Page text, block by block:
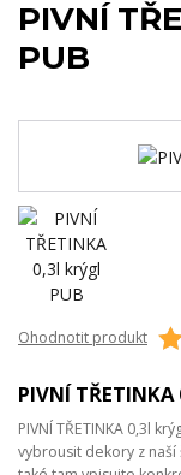
PIVNÍ
PUB
Ohodnotit produkt
PIVNÍ
PIVNÍ TŘETINKA 0,3l
vybrousit dekory z